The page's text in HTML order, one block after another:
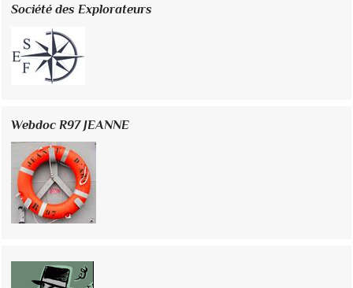
Société des Explorateurs
Webdoc R97 JEANNE